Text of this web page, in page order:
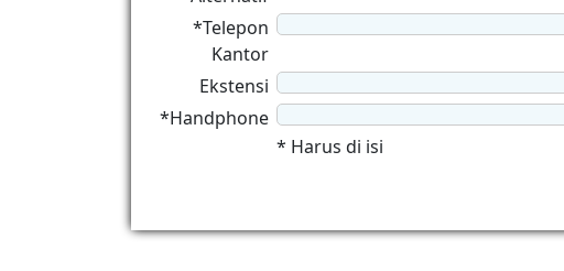
*Telepon
Kantor
Ekstensi
*Handphone
* Harus di isi